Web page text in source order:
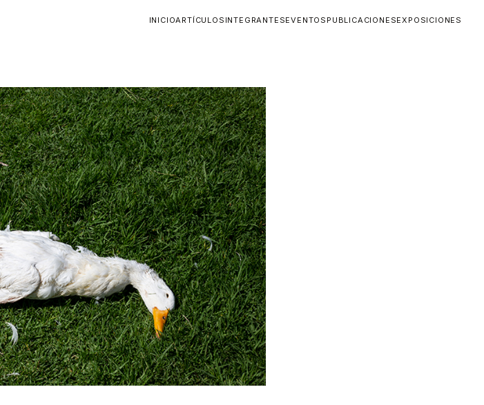
INICIOARTÍCULOS INTEGRANTESEVENTOS PUBLICACIONESEXPOSICIONES